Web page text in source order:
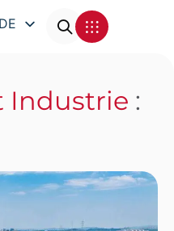
DE
Industrie :